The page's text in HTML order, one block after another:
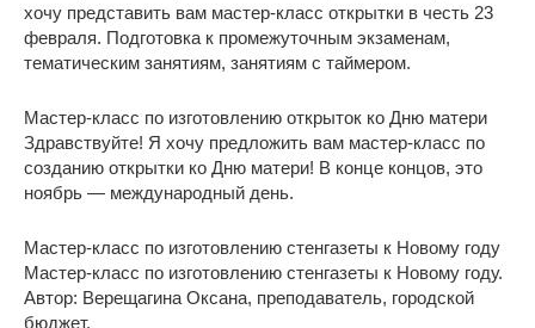
хочу представить вам мастер-класс открытки в честь 23
февраля. Подготовка к промежуточным экзаменам,
тематическим занятиям, занятиям с таймером.
Мастер-класс по изготовлению открыток ко Дню матери
Здравствуйте! Я хочу предложить вам мастер-класс по
созданию открытки ко Дню матери! В конце концов, это
ноябрь — международный день.
Мастер-класс по изготовлению стенгазеты к Новому году
Мастер-класс по изготовлению стенгазеты к Новому году.
Автор: Верещагина Оксана, преподаватель, городской
бюджет.